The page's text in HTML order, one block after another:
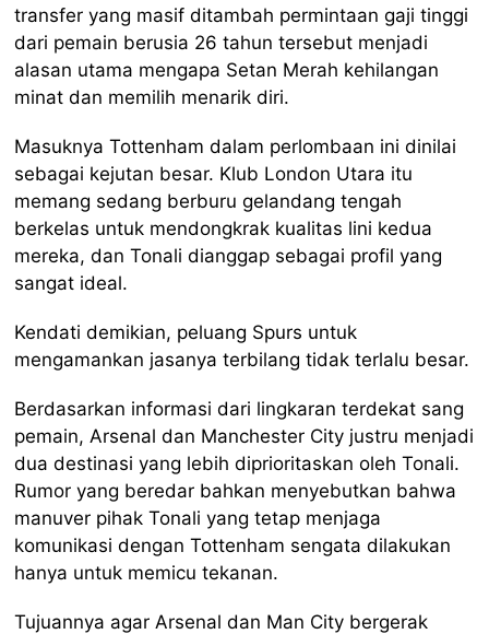
transfer yang masif ditambah permintaan gaji tinggi
dari pemain berusia 26 tahun tersebut menjadi
alasan utama mengapa Setan Merah kehilangan
minat dan memilih menarik diri.
Masuknya Tottenham dalam perlombaan ini dinilai
sebagai kejutan besar. Klub London Utara itu
memang sedang berburu gelandang tengah
berkelas untuk mendongkrak kualitas lini kedua
mereka, dan Tonali dianggap sebagai profil yang
sangat ideal.
Kendati demikian, peluang Spurs untuk
mengamankan jasanya terbilang tidak terlalu besar.
Berdasarkan informasi dari lingkaran terdekat sang
pemain, Arsenal dan Manchester City justru menjadi
dua destinasi yang lebih diprioritaskan oleh Tonali.
Rumor yang beredar bahkan menyebutkan bahwa
manuver pihak Tonali yang tetap menjaga
komunikasi dengan Tottenham sengata dilakukan
hanya untuk memicu tekanan.
Tujuannya agar Arsenal dan Man City bergerak